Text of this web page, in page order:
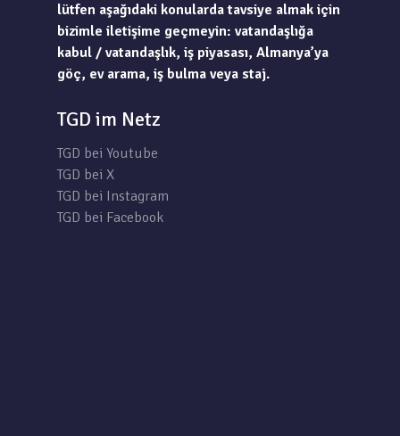
lütfen aşağıdaki konularda tavsiye almak için
bizimle iletişime geçmeyin: vatandaşlığa
kabul / vatandaşlık, iş piyasası, Almanya’ya
göç, ev arama, iş bulma veya staj.
TGD im Netz
TGD bei Youtube
TGD bei X
TGD bei Instagram
TGD bei Facebook